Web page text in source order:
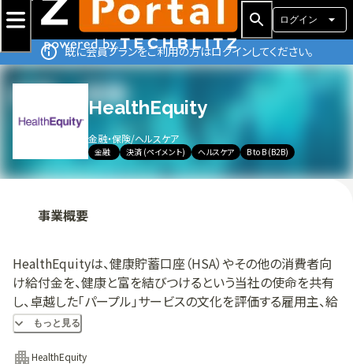
ログイン
既に会員プランをご利用の方はログインしてください。
HealthEquity
金融・保険/ヘルスケア
金融 決済 (ペイメント) ヘルスケア B to B (B2B)
事業概要
HealthEquityは、健康貯蓄口座（HSA）やその他の消費者向
け給付金を、健康と富を結びつけるという当社の使命を共有
し、卓越した「パープル」サービスの文化を評価する雇用主、給
付アドバイザー、医療・退職年金プロバイダーと提携し、1200
万を超える口座のために管理しています。
もっと見る
HealthEquity